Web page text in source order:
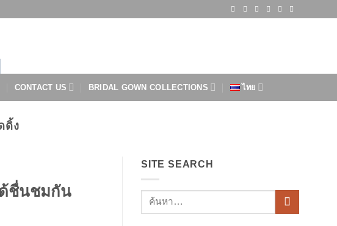
CONTACT US BRIDAL GOWN COLLECTIONS ไทย
ดิ้ง
ด้ชื่นชมกัน
SITE SEARCH